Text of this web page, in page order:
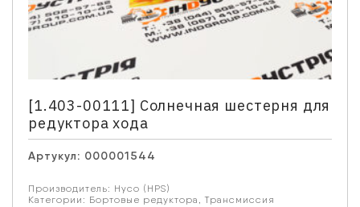
[1.403-00111] Солнечная шестерня для
редуктора хода
Артукул: 000001544
Производитель: Hyco (HPS)
Категории: Бортовые редуктора , Трансмиссия